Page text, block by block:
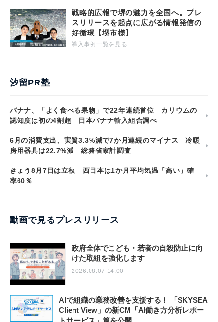
戦略的広報で堺の魅力を全国へ。プレ
スリリースを起点に広がる情報発信の
好循環【堺市様】
導入事例一覧を見る
汐留PR塾
バナナ、「よく食べる果物」で22年連続首位 カリウムの
認知度は初の4割超 日本バナナ輸入組合調べ
6月の消費支出、実質3.3%減で7か月連続のマイナス 冷暖
房用器具は22.7%減 総務省家計調査
きょう8月7日は立秋 西日本は1か月平均気温「高い」確
率60％
動画で見るプレスリリース
政府全体でこども・若者の自殺防止に向
けた取組を強化します
2026.08.07 14:00
AIで組織の業務改善を支援する！ 「SKYSEA
Client View」の新CM「AI働き方分析レポー
トサービス」篇を公開